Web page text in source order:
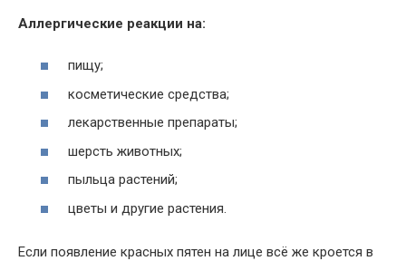
Аллергические реакции на:
пищу;
косметические средства;
лекарственные препараты;
шерсть животных;
пыльца растений;
цветы и другие растения.
Если появление красных пятен на лице всё же кроется в